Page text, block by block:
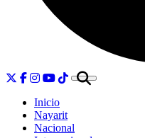
Inicio
Nayarit
Nacional